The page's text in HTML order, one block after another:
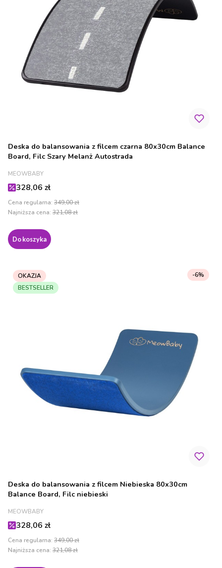
Deska do balansowania z filcem czarna 80x30cm Balance
Board, Filc Szary Melanż Autostrada
PRODUCENT
MEOWBABY
Cena promocyjna
328,06 zł
Cena regularna: 349,00 zł
Najniższa cena: 321,08 zł
Do koszyka
OKAZJA
BESTSELLER
Deska do balansowania z filcem Niebieska 80x30cm
Balance Board, Filc niebieski
PRODUCENT
MEOWBABY
Cena promocyjna
328,06 zł
Cena regularna: 349,00 zł
-6%
Najniższa cena: 321,08 zł